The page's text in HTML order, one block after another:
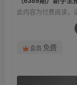
此内容为付费阅读，
会员 免费